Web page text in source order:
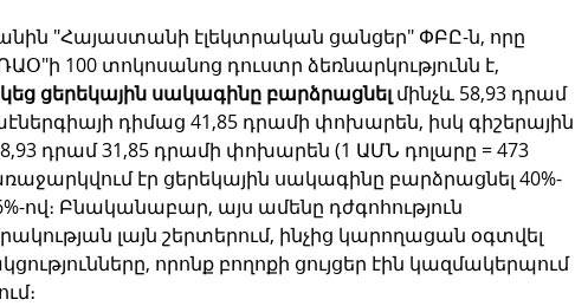
"Հայաստանի էլեկտրական ցանցեր" ՓԲԸ-ն, որը
100 տոկոսանոց դուստր ձեռնարկությունն է,
ցերեկային սակագինը բարձրացնել մինչև 58,93 դրամ
դիմաց 41,85 դրամի փոխարեն, իսկ գիշերային
դրամ 31,85 դրամի փոխարեն (1 ԱՄՆ դոլարը = 473
էր ցերեկային սակագինը բարձրացնել 40%-
ով։ Բնականաբար, այս ամենը դժգոհություն
լայն շերտերում, ինչից կարողացան օգտվել
որոնք բողոքի ցույցեր էին կազմակերպում